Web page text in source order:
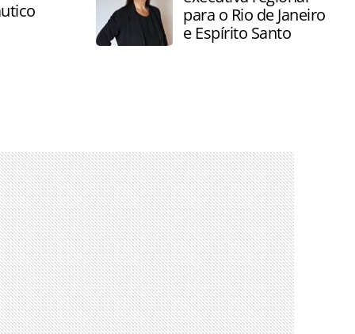
para o Rio de Janeiro
e Espírito Santo